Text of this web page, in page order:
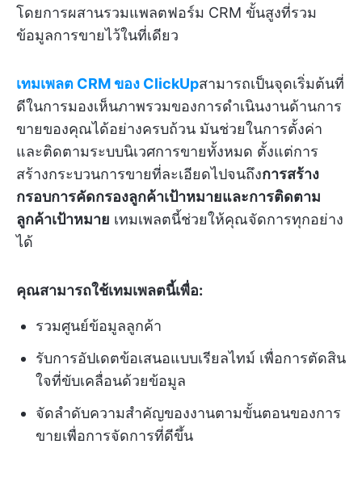
โดยการผสานรวมแพลตฟอร์ม CRM ขั้นสูงที่รวม
ข้อมูลการขายไว้ในที่เดียว
เทมเพลต CRM ของ ClickUpสามารถเป็นจุดเริ่มต้นที่
ดีในการมองเห็นภาพรวมของการดำเนินงานด้านการ
ขายของคุณได้อย่างครบถ้วน มันช่วยในการตั้งค่า
และติดตามระบบนิเวศการขายทั้งหมด ตั้งแต่การ
สร้างกระบวนการขายที่ละเอียดไปจนถึงการสร้าง
กรอบการคัดกรองลูกค้าเป้าหมายและการติดตาม
ลูกค้าเป้าหมาย เทมเพลตนี้ช่วยให้คุณจัดการทุกอย่าง
ได้
คุณสามารถใช้เทมเพลตนี้เพื่อ:
รวมศูนย์ข้อมูลลูกค้า
รับการอัปเดตข้อเสนอแบบเรียลไทม์ เพื่อการตัดสิน
ใจที่ขับเคลื่อนด้วยข้อมูล
จัดลำดับความสำคัญของงานตามขั้นตอนของการ
ขายเพื่อการจัดการที่ดีขึ้น